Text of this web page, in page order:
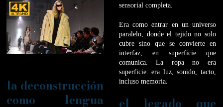
la deconstrucción
como lengua
sensorial completa.
Era como entrar en un universo
paralelo, donde el tejido no solo
cubre sino que se convierte en
interfaz, en superficie que
comunica. La ropa no era
superficie: era luz, sonido, tacto,
incluso memoria.
el legado que